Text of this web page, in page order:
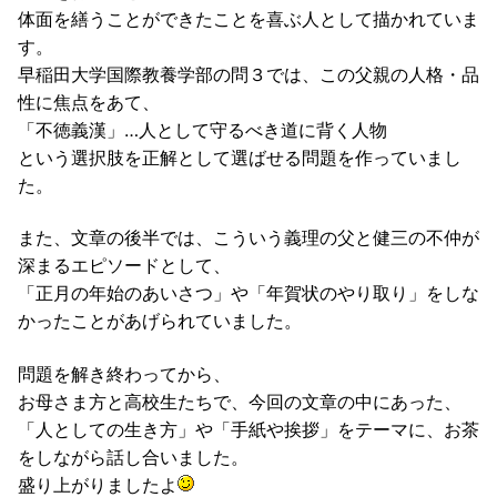
体面を繕うことができたことを喜ぶ人として描かれていま
す。
早稲田大学国際教養学部の問３では、この父親の人格・品
性に焦点をあて、
「不徳義漢」…人として守るべき道に背く人物
という選択肢を正解として選ばせる問題を作っていまし
た。
また、文章の後半では、こういう義理の父と健三の不仲が
深まるエピソードとして、
「正月の年始のあいさつ」や「年賀状のやり取り」をしな
かったことがあげられていました。
問題を解き終わってから、
お母さま方と高校生たちで、今回の文章の中にあった、
「人としての生き方」や「手紙や挨拶」をテーマに、お茶
をしながら話し合いました。
盛り上がりましたよ